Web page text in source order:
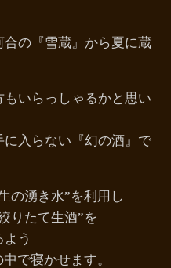
の『雪蔵』から夏に蔵
いらっしゃるかと思い
に入らない『幻の酒』で
の湧き水”を利用し
りたて生酒”を
う
で寝かせます。